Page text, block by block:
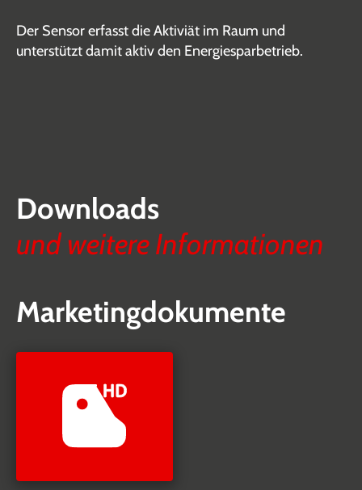
Der Sensor erfasst die Aktiviät im Raum und
unterstützt damit aktiv den Energiesparbetrieb.
Downloads
und weitere Informationen
Marketingdokumente